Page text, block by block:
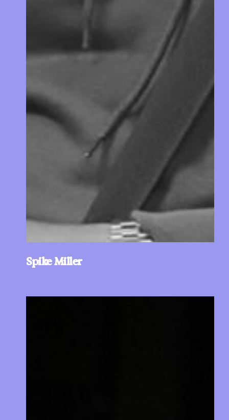
Spike Miller